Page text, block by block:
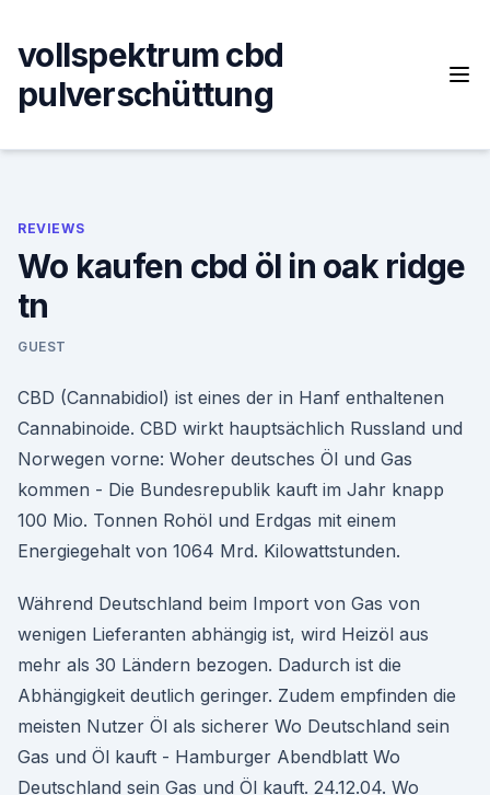
content
vollspektrum cbd
pulverschüttung
REVIEWS
Wo kaufen cbd öl in oak ridge
tn
GUEST
CBD (Cannabidiol) ist eines der in Hanf enthaltenen
Cannabinoide. CBD wirkt hauptsächlich Russland und
Norwegen vorne: Woher deutsches Öl und Gas
kommen - Die Bundesrepublik kauft im Jahr knapp
100 Mio. Tonnen Rohöl und Erdgas mit einem
Energiegehalt von 1064 Mrd. Kilowattstunden.
Während Deutschland beim Import von Gas von
wenigen Lieferanten abhängig ist, wird Heizöl aus
mehr als 30 Ländern bezogen. Dadurch ist die
Abhängigkeit deutlich geringer. Zudem empfinden die
meisten Nutzer Öl als sicherer Wo Deutschland sein
Gas und Öl kauft - Hamburger Abendblatt Wo
Deutschland sein Gas und Öl kauft. 24.12.04. Wo